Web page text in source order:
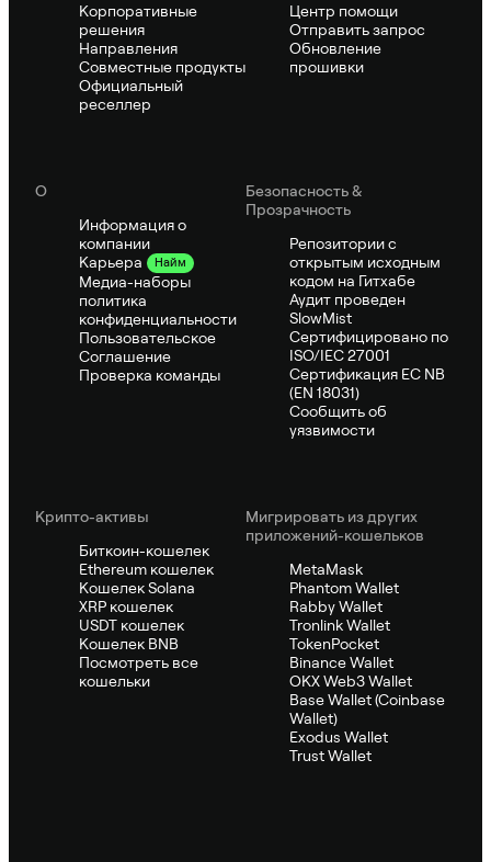
Корпоративные
решения
Направления
Совместные продукты
Официальный
реселлер
Центр помощи
Отправить запрос
Обновление
прошивки
О
Информация о
компании
Карьера
Найм
Медиа-наборы
политика
конфиденциальности
Пользовательское
Соглашение
Проверка команды
Безопасность &
Прозрачность
Репозитории с
открытым исходным
кодом на Гитхабе
Аудит проведен
SlowMist
Сертифицировано по
ISO/IEC 27001
Сертификация ЕС NB
(EN 18031)
Сообщить об
уязвимости
Крипто-активы
Биткоин-кошелек
Ethereum кошелек
Кошелек Solana
XRP кошелек
USDT кошелек
Кошелек BNB
Посмотреть все
кошельки
Мигрировать из других
приложений-кошельков
MetaMask
Phantom Wallet
Rabby Wallet
Tronlink Wallet
TokenPocket
Binance Wallet
OKX Web3 Wallet
Base Wallet (Coinbase
Wallet)
Exodus Wallet
Trust Wallet